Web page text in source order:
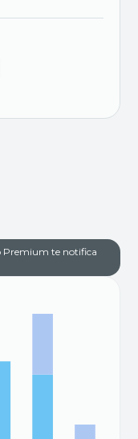
Premium te notifica